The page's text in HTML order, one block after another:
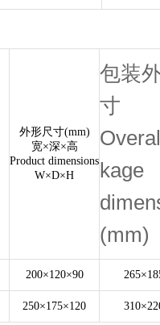
外形尺寸(mm)
宽×深×高
Product dimensions
W×D×H
包装
寸
kage
(mm)
200×120×90
250×175×120